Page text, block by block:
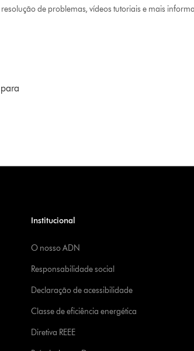
de problemas, vídeos tutoriais e mais
Institucional
O nosso ADN
Responsabilidade social
Declaração de acessibilidade
Classe de eficiência energética
Diretiva REEE